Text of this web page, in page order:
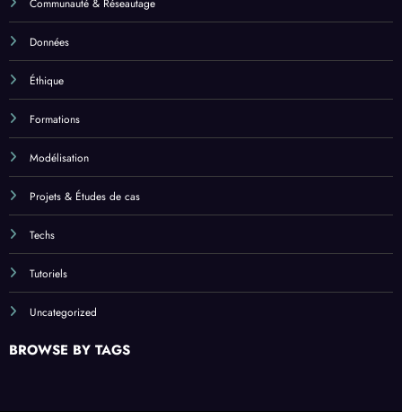
Communauté & Réseautage
Données
Éthique
Formations
Modélisation
Projets & Études de cas
Techs
Tutoriels
Uncategorized
BROWSE BY TAGS